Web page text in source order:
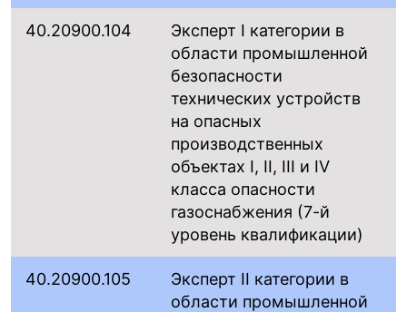
40.20900.104
Эксперт I категории в
области промышленной
безопасности
технических устройств
на опасных
производственных
объектах I, II, III и IV
класса опасности
газоснабжения (7-й
уровень квалификации)
40.20900.105
Эксперт II категории в
области промышленной